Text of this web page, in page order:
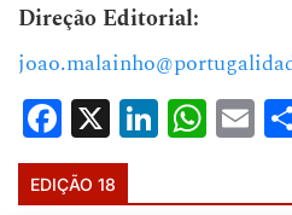
Direção Editorial:
Facebook
X
EDIÇÃO 18